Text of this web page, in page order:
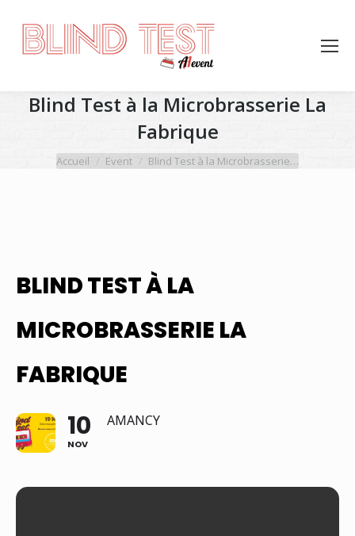
Blind Test à la Microbrasserie La
Fabrique
Vous êtes ici :
Accueil Event Blind Test à la Microbrasserie…
BLIND TEST À LA
MICROBRASSERIE LA
FABRIQUE
10
NOV
AMANCY